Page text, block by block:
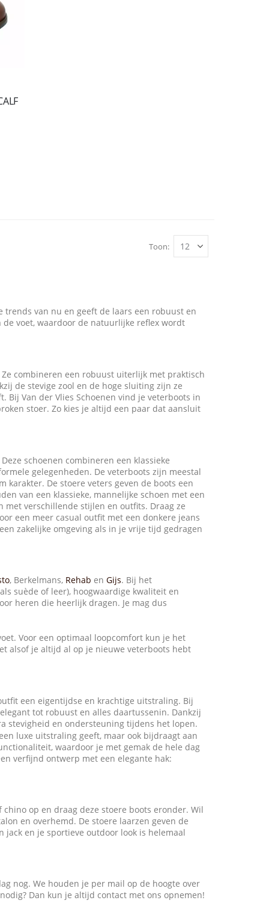
Toon
trends van nu en geeft de laars een robuust en
voet, waardoor de natuurlijke reflex wordt
combineren een robuust uiterlijk met praktisch
de stevige zool en de hoge sluiting zijn ze
Van der Vlies Schoenen vind je veterboots in
stoer. Zo kies je altijd een paar dat aansluit
schoenen combineren een klassieke
gelegenheden. De veterboots zijn meestal
De stoere veters geven de boots een
van een klassieke, mannelijke schoen met een
verschillende stijlen en outfits. Draag ze
een meer casual outfit met een donkere jeans
zakelijke omgeving als in je vrije tijd gedragen
, Berkelmans, Rehab enGijs. Bij het
suède of leer), hoogwaardige kwaliteit en
heren die heerlijk dragen. Je mag dus
Voor een optimaal loopcomfort kun je het
alsof je altijd al op je nieuwe veterboots hebt
een eigentijdse en krachtige uitstraling. Bij
tot robuust en alles daartussenin. Dankzij
stevigheid en ondersteuning tijdens het lopen.
luxe uitstraling geeft, maar ook bijdraagt aan
waardoor je met gemak de hele dag
verfijnd ontwerp met een elegante hak:
op en draag deze stoere boots eronder. Wil
en overhemd. De stoere laarzen geven de
en je sportieve outdoor look is helemaal
nog. We houden je per mail op de hoogte over
Dan kun je altijd contact met ons opnemen!